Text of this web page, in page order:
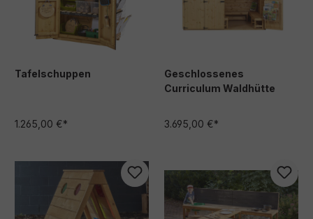
Tafelschuppen
1.265,00 €*
Geschlossenes
Curriculum Waldhütte
3.695,00 €*